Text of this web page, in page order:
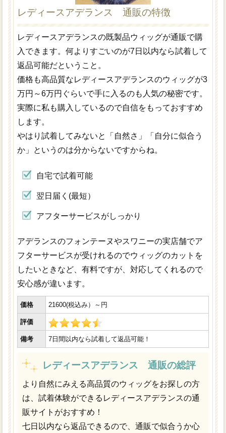
レディースアデランス 通販の特徴
レディースアデランスの既製品ウィッグが通販で購
入できます。何よりすごいのが7日以内なら試着して
返品可能だということ。
価格も高品質なレディースアデランスのウィッグが3
万円～6万円ぐらいで手に入るのも人気の秘密です。
実際に私も購入しているので自信をもっておすすめ
します。
やはり試着してみないと「自然さ」「自分に似合う
か」というのは分からないですからね。
自宅で試着可能
翌日届く(最短）
アフターサービスがしっかり
アデランスのフォンテーヌやスワニーの実店舗でア
フターサービスが受けれるのでウィッグのカットを
したいときなど、有料ですが、対応してくれるので
安心感が違います。
価格 21600(税込み）～円
評価
備考 7日間以内なら試着して返品可能！
レディースアデランス 通販の総評
より自然にみえる高品質のウィッグをお探しの方
は、試着体験ができるレディースアデランスの通
販サイトがおすすめ！
七日以内なら返品できるので、通販で似合うか心